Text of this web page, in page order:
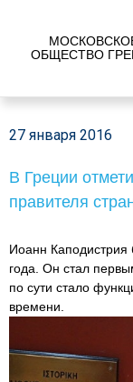
ОБЩЕСТВО
27 января 2016
В Греции
правителя
Иоанн Каподистрия
года. Он стал
по сути стало
времени.